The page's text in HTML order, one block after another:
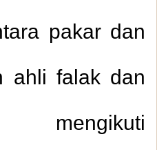
pakar dan
ahli falak dan